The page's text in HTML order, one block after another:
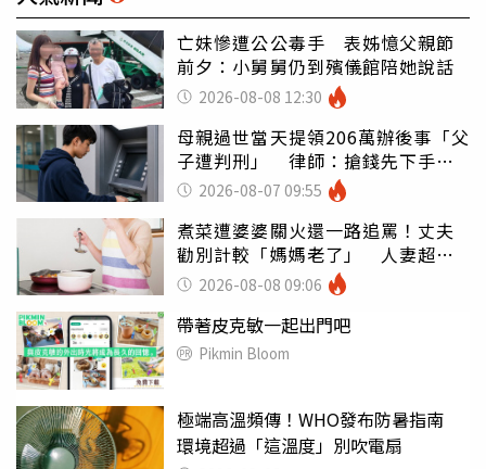
亡妹慘遭公公毒手 表姊憶父親節
前夕：小舅舅仍到殯儀館陪她說話
2026-08-08 12:30
母親過世當天提領206萬辦後事「父
子遭判刑」 律師：搶錢先下手是
罪 2026-08-07 09:55
煮菜遭婆婆關火還一路追罵！丈夫
勸別計較「媽媽老了」 人妻超崩
潰：我像台傭
2026-08-08 09:06
帶著皮克敏一起出門吧
Pikmin Bloom
極端高溫頻傳！WHO發布防暑指南
環境超過「這溫度」別吹電扇